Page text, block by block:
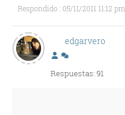
Respondido : 05/11/2011 11:12 pm
edgarvero
Respuestas: 91